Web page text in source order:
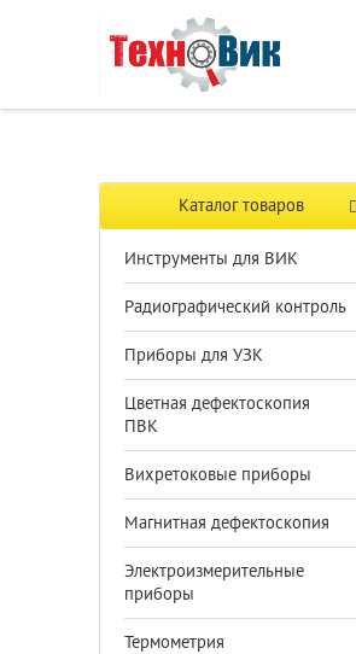
Каталог товаров
Инструменты для ВИК
Радиографический контроль
Приборы для УЗК
Цветная дефектоскопия
ПВК
Вихретоковые приборы
Магнитная дефектоскопия
Электроизмерительные
приборы
Термометрия